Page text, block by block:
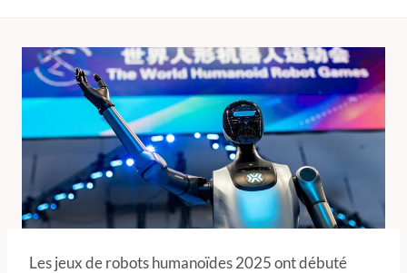
Les jeux de robots humanoïdes 2025 ont débuté